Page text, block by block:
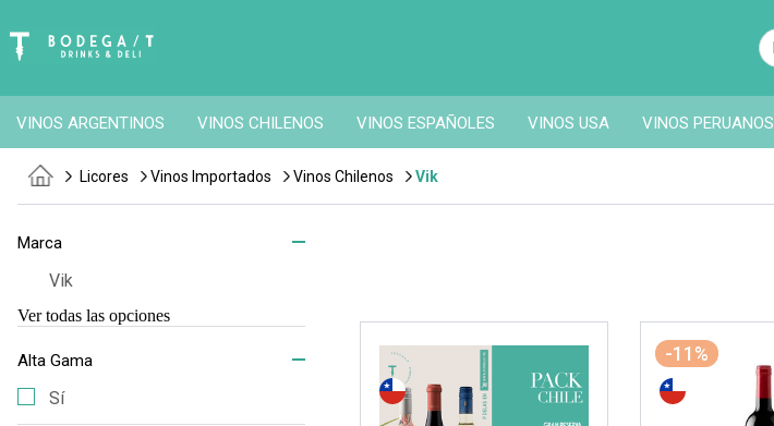
VINOS ARGENTINOS VINOS CHILENOS VINOS ESPAÑOLES VINOS USA VINOS PERUANOS
Licores Vinos Importados Vinos Chilenos Vik
Marca
Vik
Ver todas las opciones
Alta Gama
Sí
-11%